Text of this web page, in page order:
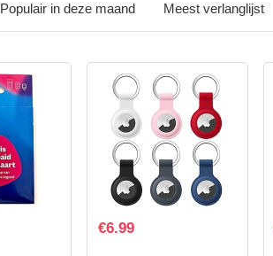
Populair in deze maand Meest verlanglijst
€6.99